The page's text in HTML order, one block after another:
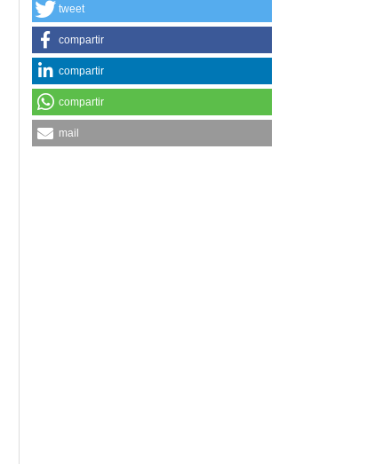
tweet
compartir
compartir
compartir
mail